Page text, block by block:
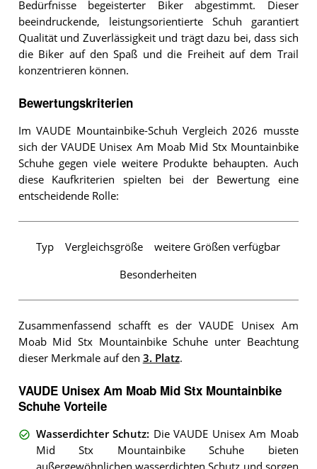
Bedürfnisse begeisterter Biker abgestimmt. Dieser
beeindruckende, leistungsorientierte Schuh garantiert
Qualität und Zuverlässigkeit und trägt dazu bei, dass sich
die Biker auf den Spaß und die Freiheit auf dem Trail
konzentrieren können.
Bewertungskriterien
Im VAUDE Mountainbike-Schuh Vergleich 2026 musste
sich der VAUDE Unisex Am Moab Mid Stx Mountainbike
Schuhe gegen viele weitere Produkte behaupten. Auch
diese Kaufkriterien spielten bei der Bewertung eine
entscheidende Rolle:
Typ Vergleichsgröße weitere Größen verfügbar
Besonderheiten
Zusammenfassend schafft es der VAUDE Unisex Am
Moab Mid Stx Mountainbike Schuhe unter Beachtung
dieser Merkmale auf den 3. Platz.
VAUDE Unisex Am Moab Mid Stx Mountainbike
Schuhe Vorteile
Wasserdichter Schutz: Die VAUDE Unisex Am Moab
Mid Stx Mountainbike Schuhe bieten